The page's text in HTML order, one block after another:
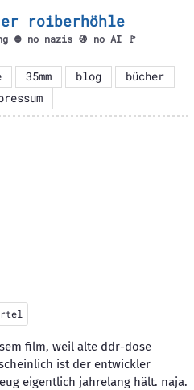
roiberhöhle
⛔ no nazis 🚯 no AI 🚩
35mm blog
bücher
film, weil alte ddr-dose
ist der entwickler
eigentlich jahrelang hält. naja.